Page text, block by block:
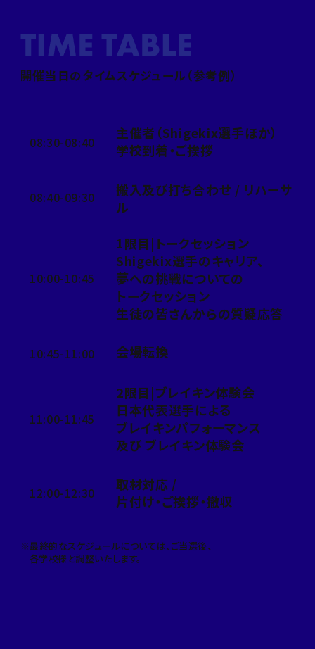
開催当日のタイムスケジュール（参考例）
08:30-08:40
主催者（Shigekix選手ほか）
学校到着・ご挨拶
08:40-09:30
搬入及び打ち合わせ / リハーサ
ル
10:00-10:45
1限目|トークセッション
Shigekix選手のキャリア、
夢への挑戦についての
トークセッション
生徒の皆さんからの質疑応答
10:45-11:00 会場転換
11:00-11:45
2限目|ブレイキン体験会
日本代表選手による
ブレイキンパフォーマンス
及び ブレイキン体験会
12:00-12:30
取材対応 /
片付け・ご挨拶・撤収
※最終的なスケジュールについては、ご当選後、
各学校様と調整いたします。